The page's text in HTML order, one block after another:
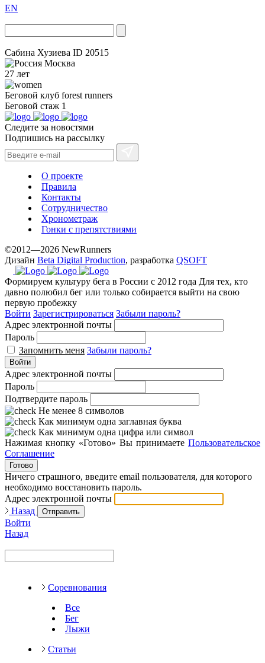
EN
Сабина Хузиева ID 20515
Москва
27 лет
Беговой клуб forest runners
Беговой стаж 1
Следите за новостями
Подпишись на рассылку
О проекте
Правила
Контакты
Сотрудничество
Хронометраж
Гонки с препятствиями
©2012—2026 NewRunners
Дизайн Beta Digital Production, разработка QSOFT
Формируем культуру бега в России с 2012 года Для тех, кто
давно полюбил бег или только собирается выйти на свою
первую пробежку
Войти Зарегистрироваться Забыли пароль?
Адрес электронной почты
Пароль
Запомнить меня Забыли пароль?
Войти
Адрес электронной почты
Пароль
Подтвердите пароль
Не менее 8 символов
Как минимум одна заглавная буква
Как минимум одна цифра или символ
Нажимая кнопку «Готово» Вы принимаете Пользовательское
Соглашение
Готово
Ничего страшного, введите email пользователя, для которого
необходимо восстановить пароль.
Адрес электронной почты
Назад
Отправить
Войти
Назад
Соревнования
Все
Бег
Лыжи
Статьи